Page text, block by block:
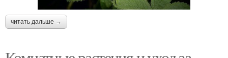
читать дальше →